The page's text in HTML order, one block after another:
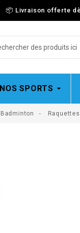
📦 Livraison offerte
SPORTS
Badminton